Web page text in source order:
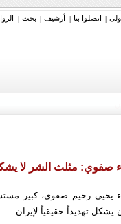
| اتصلوا بنا | أرشیف | بحث |
صفوي: مثلث الشر لا
يحيي رحيم صفوي، كبير
يشكل تهديداً حقيقياً لإيران.